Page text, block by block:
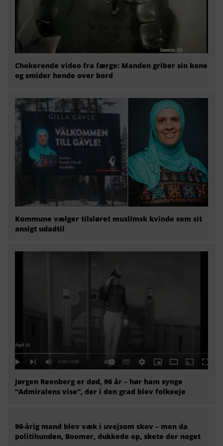
Chokerende video fra færge: Manden griber sin kone
og smider hende over bord
Kommune vælger tilsløret muslimsk kvinde som sit
ansigt udadtil
Jørgen Reenberg er død, 96 år – hør ham synge
“Admiralens vise”, der i den grad blev folkeeje
96-årig mand blev væk i uvejsom skov – men da
politihunden, Boomer, dukkede op, skete der noget